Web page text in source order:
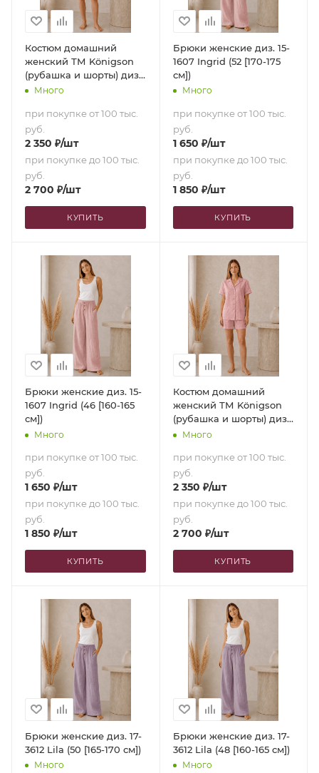
Костюм домашний
женский ТМ Königson
(рубашка и шорты) диз.
15-1607 Ingrid (52 [170-175
Много
при покупке от 100 тыс.
руб.
2 350 ₽/шт
при покупке до 100 тыс.
руб.
2 700 ₽/шт
КУПИТЬ
Брюки женские диз. 15-
1607 Ingrid (52 [170-175
см])
Много
при покупке от 100 тыс.
руб.
1 650 ₽/шт
при покупке до 100 тыс.
руб.
1 850 ₽/шт
КУПИТЬ
Брюки женские диз. 15-
1607 Ingrid (46 [160-165
см])
Много
при покупке от 100 тыс.
руб.
1 650 ₽/шт
при покупке до 100 тыс.
руб.
1 850 ₽/шт
КУПИТЬ
Костюм домашний
женский ТМ Königson
(рубашка и шорты) диз.
15-1607 Ingrid (46 [160-
Много
при покупке от 100 тыс.
руб.
2 350 ₽/шт
при покупке до 100 тыс.
руб.
2 700 ₽/шт
КУПИТЬ
Брюки женские диз. 17-
3612 Lila (50 [165-170 см])
Много
Брюки женские диз. 17-
3612 Lila (48 [160-165 см])
Много